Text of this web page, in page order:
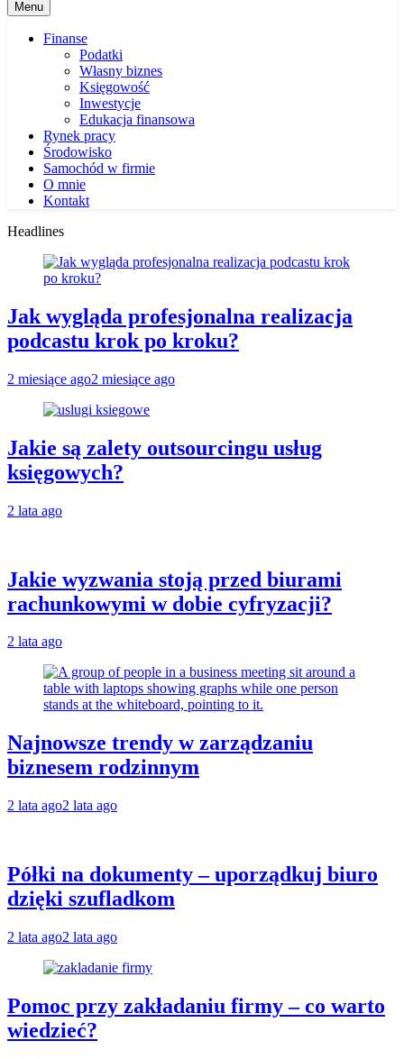
Menu
Finanse
Podatki
Własny biznes
Księgowość
Inwestycje
Edukacja finansowa
Rynek pracy
Środowisko
Samochód w firmie
O mnie
Kontakt
Headlines
Jak wygląda profesjonalna realizacja
podcastu krok po kroku?
2 miesiące ago2 miesiące ago
Jakie są zalety outsourcingu usług
księgowych?
2 lata ago
Jakie wyzwania stoją przed biurami
rachunkowymi w dobie cyfryzacji?
2 lata ago
Najnowsze trendy w zarządzaniu
biznesem rodzinnym
2 lata ago2 lata ago
Półki na dokumenty – uporządkuj biuro
dzięki szufladkom
2 lata ago2 lata ago
Pomoc przy zakładaniu firmy – co warto
wiedzieć?